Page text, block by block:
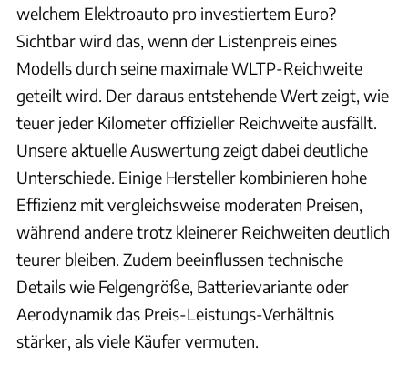
welchem Elektroauto pro investiertem Euro?
Sichtbar wird das, wenn der Listenpreis eines
Modells durch seine maximale WLTP-Reichweite
geteilt wird. Der daraus entstehende Wert zeigt, wie
teuer jeder Kilometer offizieller Reichweite ausfällt.
Unsere aktuelle Auswertung zeigt dabei deutliche
Unterschiede. Einige Hersteller kombinieren hohe
Effizienz mit vergleichsweise moderaten Preisen,
während andere trotz kleinerer Reichweiten deutlich
teurer bleiben. Zudem beeinflussen technische
Details wie Felgengröße, Batterievariante oder
Aerodynamik das Preis-Leistungs-Verhältnis
stärker, als viele Käufer vermuten.